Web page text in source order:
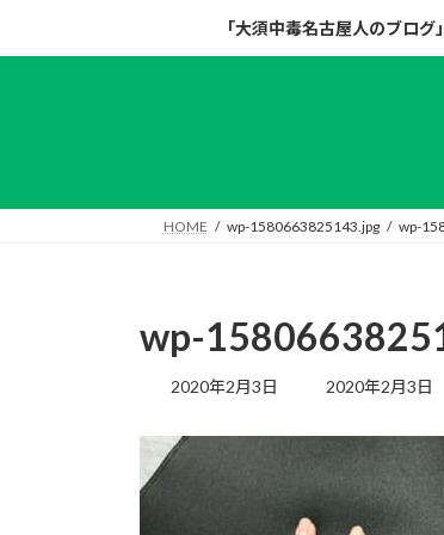
キ
に
「大須中毒名古屋人のブロ
HOME wp-1580663825143.jpg wp-
wp-
2020年2月3日
最
更
日
2020年2月3日